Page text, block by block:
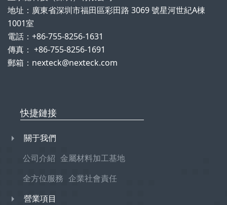
地址：廣東省深圳市福田區彩田路 3069 號星河世紀A棟
1001室
電話：+86-755-8256-1631
傳真： +86-755-8256-1691
郵箱：nexteck@nexteck.com
快捷鏈接
關于我們
公司介紹 金屬材料加工基地
全方位服務 企業社會責任
營業項目